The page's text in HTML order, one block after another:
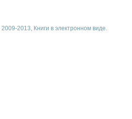
2013, Книги в электронном виде.